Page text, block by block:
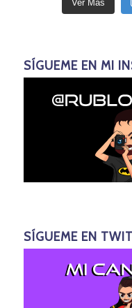
Ver Más
SÍGUEME EN MI
SÍGUEME EN